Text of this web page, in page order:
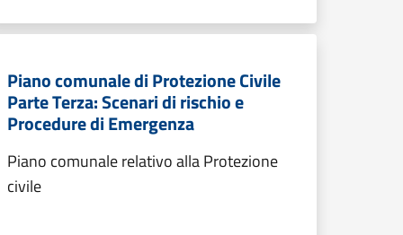
Piano comunale di Protezione Civile
Parte Terza: Scenari di rischio e
Procedure di Emergenza
Piano comunale relativo alla Protezione
civile